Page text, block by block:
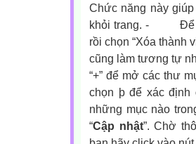
Chức năng này
khỏi trang. -
Để
rồi chọn “Xóa thành
cũng làm tương tự
“+” để mở các thư
chọn þ để xác định
những mục nào
“Cập nhật”. Chờ